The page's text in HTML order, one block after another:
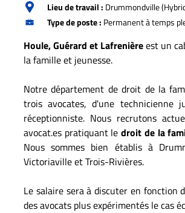
Lieu de travail : Drummondville
Type de poste : Permanent à temps
Houle, Guérard et Lafrenièreest un
la famille et jeunesse.
Notre département de droit de la
trois avocates, d'une technicienne
réceptionniste. Nous recrutons
avocat.es pratiquant ledroit de la
Nous sommes bien établis à
Victoriaville et Trois-Rivières.
Le salaire sera à discuter en fonction
des avocats plus expérimentés le cas